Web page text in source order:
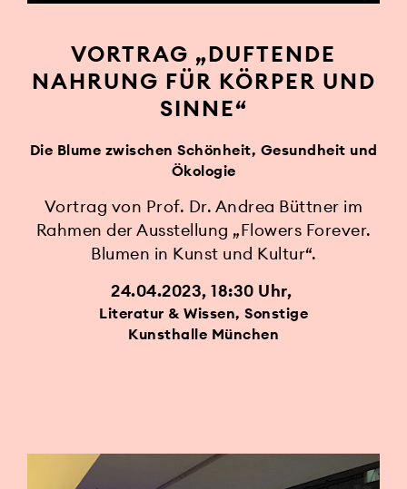
VORTRAG „DUFTENDE
NAHRUNG FÜR KÖRPER UND
SINNE“
Die Blume zwischen Schönheit, Gesundheit und
Ökologie
Vortrag von Prof. Dr. Andrea Büttner im
Rahmen der Ausstellung „Flowers Forever.
Blumen in Kunst und Kultur“.
24.04.2023, 18:30 Uhr
Literatur & Wissen, Sonstige
Kunsthalle München